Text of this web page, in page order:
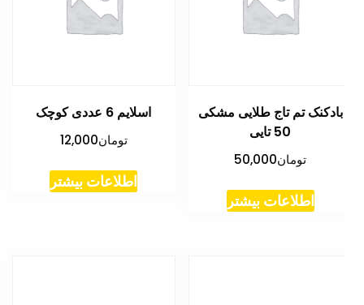
بادکنک تم تاج طلایی مشکی
تومان50,000
اطلاعات بیشتر
اسلایم 6 عددی کوچک
تومان12,000
اطلاعات بیشتر